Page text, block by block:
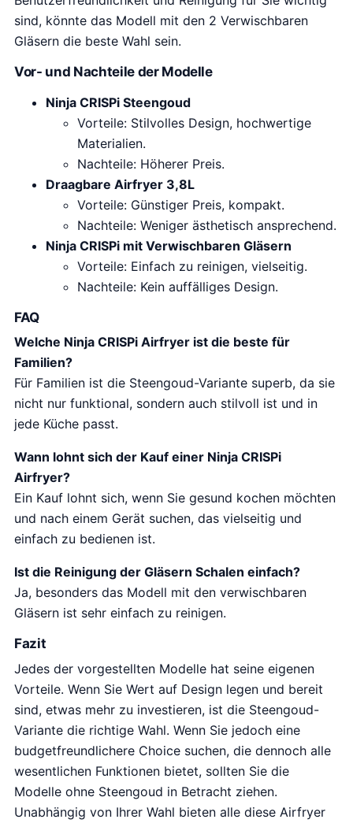
.
9
9
sind, könnte das Modell mit den 2 Verwischbaren
Gläsern die beste Wahl sein.
Vor- und Nachteile der Modelle
Ninja CRISPi Steengoud
Vorteile: Stilvolles Design, hochwertige
Materialien.
Nachteile: Höherer Preis.
Draagbare Airfryer 3,8L
Vorteile: Günstiger Preis, kompakt.
Nachteile: Weniger ästhetisch ansprechend.
Ninja CRISPi mit Verwischbaren Gläsern
Vorteile: Einfach zu reinigen, vielseitig.
Nachteile: Kein auffälliges Design.
FAQ
Welche Ninja CRISPi Airfryer ist die beste für
Familien?
Für Familien ist die Steengoud-Variante superb, da sie
nicht nur funktional, sondern auch stilvoll ist und in
jede Küche passt.
Wann lohnt sich der Kauf einer Ninja CRISPi
Airfryer?
Ein Kauf lohnt sich, wenn Sie gesund kochen möchten
und nach einem Gerät suchen, das vielseitig und
einfach zu bedienen ist.
Ist die Reinigung der Gläsern Schalen einfach?
Ja, besonders das Modell mit den verwischbaren
Gläsern ist sehr einfach zu reinigen.
Fazit
Jedes der vorgestellten Modelle hat seine eigenen
Vorteile. Wenn Sie Wert auf Design legen und bereit
sind, etwas mehr zu investieren, ist die Steengoud-
Variante die richtige Wahl. Wenn Sie jedoch eine
budgetfreundlichere Choice suchen, die dennoch alle
wesentlichen Funktionen bietet, sollten Sie die
Modelle ohne Steengoud in Betracht ziehen.
Unabhängig von Ihrer Wahl bieten alle diese Airfryer